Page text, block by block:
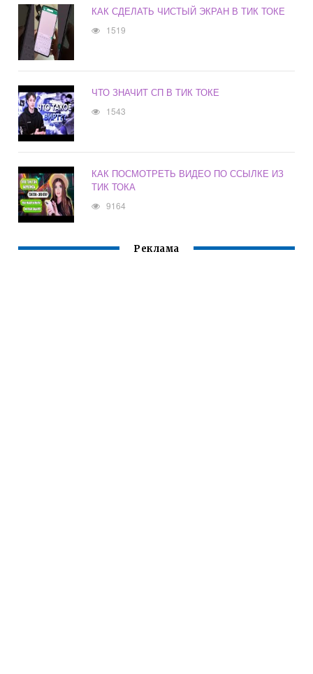
КАК СДЕЛАТЬ ЧИСТЫЙ ЭКРАН В ТИК ТОКЕ
1519
ЧТО ЗНАЧИТ СП В ТИК ТОКЕ
1543
КАК ПОСМОТРЕТЬ ВИДЕО ПО ССЫЛКЕ ИЗ
ТИК ТОКА
9164
Реклама